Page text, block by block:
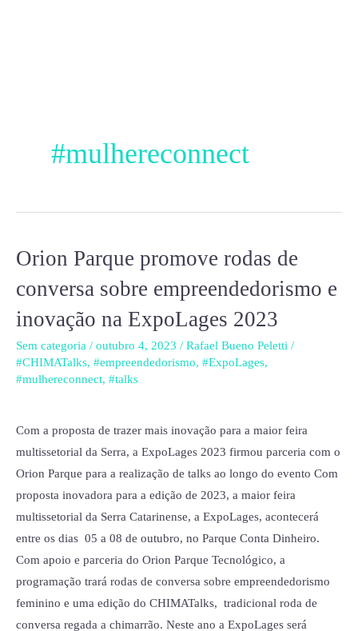
#mulhereconnect
Orion Parque promove rodas de
conversa sobre empreendedorismo e
inovação na ExpoLages 2023
Sem categoria / outubro 4, 2023 / Rafael Bueno Peletti /
#CHIMATalks, #empreendedorismo, #ExpoLages,
#mulhereconnect, #talks
Com a proposta de trazer mais inovação para a maior feira
multissetorial da Serra, a ExpoLages 2023 firmou parceria com o
Orion Parque para a realização de talks ao longo do evento Com
proposta inovadora para a edição de 2023, a maior feira
multissetorial da Serra Catarinense, a ExpoLages, acontecerá
entre os dias 05 a 08 de outubro, no Parque Conta Dinheiro.
Com apoio e parceria do Orion Parque Tecnológico, a
programação trará rodas de conversa sobre empreendedorismo
feminino e uma edição do CHIMATalks, tradicional roda de
conversa regada a chimarrão. Neste ano a ExpoLages será
Orion
promove
rodas
conversa
sobre
e
inovação
na
ExpoLages
2023